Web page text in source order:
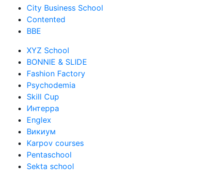
City Business School
Contented
BBE
XYZ School
BONNIE & SLIDE
Fashion Factory
Psychodemia
Skill Cup
Интерра
Englex
Викиум
Karpov courses
Pentaschool
Sekta school